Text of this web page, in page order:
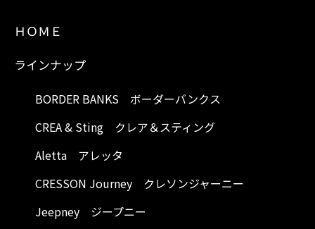
ＨＯＭＥ
ラインナップ
BORDER BANKS ボーダーバンクス
CREA & Sting クレア＆スティング
Aletta アレッタ
CRESSON Journey クレソンジャーニー
Jeepney ジープニー